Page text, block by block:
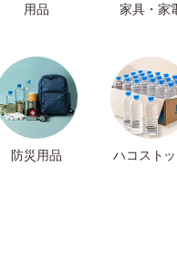
用品
家具・家
防災用品 ハコスト